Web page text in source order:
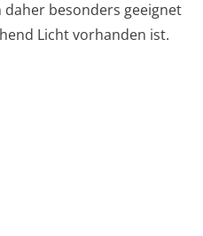
besonders geeignet
Licht vorhanden ist.